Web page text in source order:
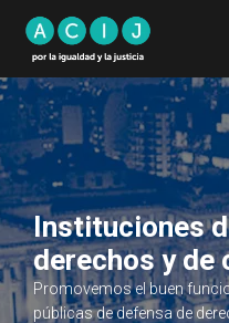
Instituciones
derechos y de
Promovemos el buen
públicas de defensa de